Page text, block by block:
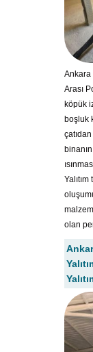
Ankara
Arası
köpük
boşluk
binanın
olan